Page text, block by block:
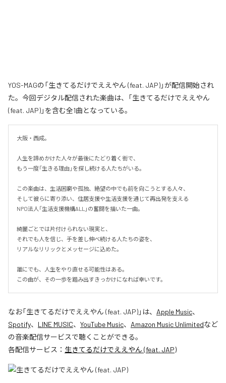
YOS-MAGの「生きてるだけでええやん (feat. JAP)」が配信開始され
た。今回デジタル配信された楽曲は、「生きてるだけでええやん
(feat. JAP)」を含む全1曲となっている。
大阪・西成。
人生を諦めかけた人々が最後にたどり着く街で、
もう一度「生きる理由」を探し続ける人たちがいる。
この楽曲は、生活困窮や孤独、絶望の中でも前を向こうとする人々、
そして彼らに寄り添い、住居支援や生活支援を通じて再出発を支える
NPO法人「生活支援機構ALL」の奮闘を描いた一曲。
綺麗ごとでは片付けられない現実と、
それでも人を信じ、手を差し伸べ続ける人たちの姿を、
リアルなリリックとメッセージに込めた。
誰にでも、人生をやり直せる可能性はある。
この曲が、その一歩を踏み出すきっかけになれば幸いです。
なお「生きてるだけでええやん (feat. JAP)」は、 Apple Music、
Spotify、 LINE MUSIC、 YouTube Music、 Amazon Music Unlimitedなど
の音楽配信サービスで聴くことができる。
各配信サービス： 生きてるだけでええやん (feat. JAP)